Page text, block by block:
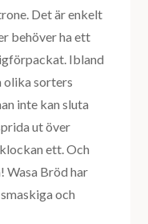
Det är enkelt
behöver ha ett
Ibland
olika sorters
inte kan sluta
ut över
ett. Och
Wasa Bröd har
och